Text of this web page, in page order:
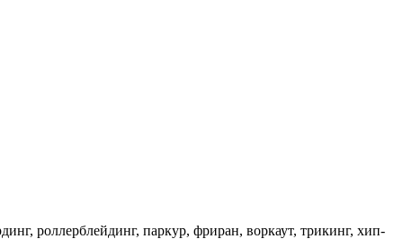
роллерблейдинг, паркур, фриран, воркаут, трикинг, хип-